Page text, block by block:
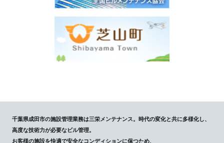
千葉県成田市の施設管理業務は三栄メンテナンス。時代の変化と共に多様化し、
高度な技術力が必要なビル管理。
お客様の施設を快適で安全なコンディションに保つため、